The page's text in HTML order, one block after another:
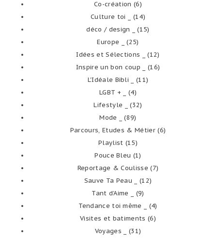
Co-création (6)
Culture toi _
(14)
déco / design _
(15)
Europe _
(25)
Idées et Sélections _
(12)
Inspire un bon coup _
(16)
L'Idéale Bibli _
(11)
LGBT + _
(4)
Lifestyle _
(32)
Mode _
(89)
Parcours, Etudes & Métier(6)
Playlist (15)
Pouce Bleu (1)
Reportage & Coulisse (7)
Sauve Ta Peau _
(12)
Tant d’Aime _
(9)
Tendance toi même _
(4)
Visites et batiments (6)
Voyages _
(31)